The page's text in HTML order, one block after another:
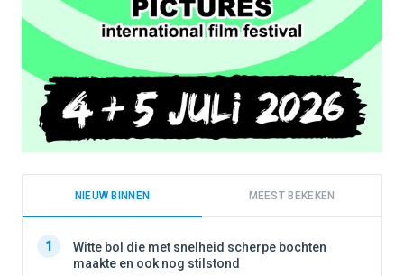
NIEUW BINNEN MEEST BEKEKEN
1
Witte bol die met snelheid scherpe bochten
maakte en ook nog stilstond